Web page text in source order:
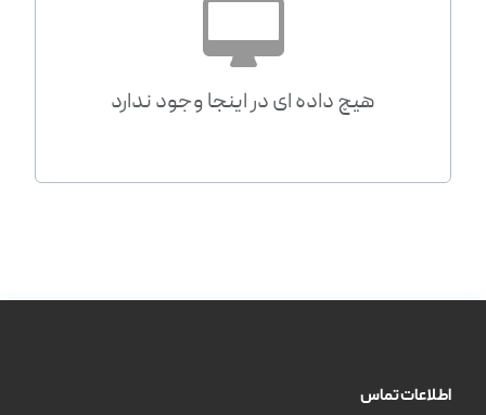
هیچ داده ای در اینجا وجود ندارد
اطلاعات تماس